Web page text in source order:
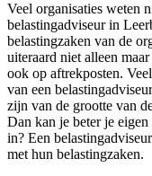
Veel organisaties weten
belastingadviseur in
belastingzaken van de
uiteraard niet alleen
ook op aftrekposten.
van een
zijn van de grootte van
Dan kan je beter je
in? Een
met hun belastingzaken.